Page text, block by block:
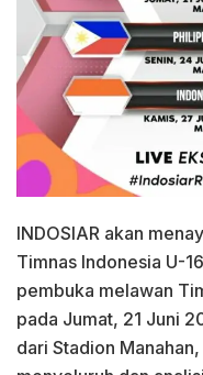
INDOSIAR akan
Timnas Indonesia U-
pembuka melawan
pada Jumat, 21 Juni
dari Stadion